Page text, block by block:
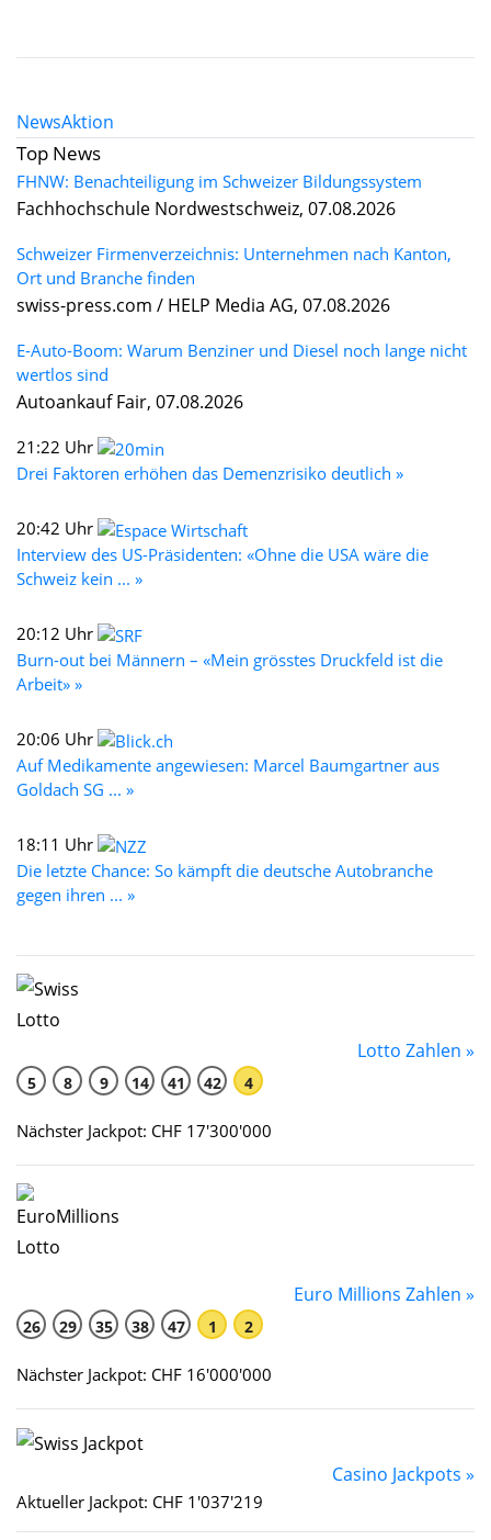
NewsAktion
Top News
FHNW: Benachteiligung im Schweizer Bildungssystem
Fachhochschule Nordwestschweiz, 07.08.2026
Schweizer Firmenverzeichnis: Unternehmen nach Kanton,
Ort und Branche finden
swiss-press.com / HELP Media AG, 07.08.2026
E-Auto-Boom: Warum Benziner und Diesel noch lange nicht
wertlos sind
Autoankauf Fair, 07.08.2026
21:22 Uhr
Drei Faktoren erhöhen das Demenzrisiko deutlich »
20:42 Uhr
Interview des US-Präsidenten: «Ohne die USA wäre die
Schweiz kein ... »
20:12 Uhr
Burn-out bei Männern – «Mein grösstes Druckfeld ist die
Arbeit» »
20:06 Uhr
Auf Medikamente angewiesen: Marcel Baumgartner aus
Goldach SG ... »
18:11 Uhr
Die letzte Chance: So kämpft die deutsche Autobranche
gegen ihren ... »
Lotto Zahlen »
5 8 9 14 41 42 4
Nächster Jackpot: CHF 17'300'000
Euro Millions Zahlen »
26 29 35 38 47 1 2
Nächster Jackpot: CHF 16'000'000
Casino Jackpots »
Aktueller Jackpot: CHF 1'037'219